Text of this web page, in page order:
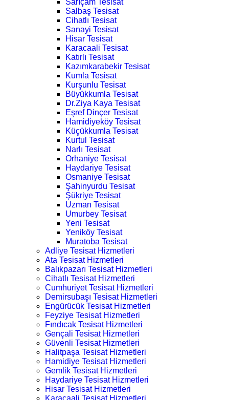
Sarıçam Tesisat
Salbaş Tesisat
Cihatlı Tesisat
Sanayi Tesisat
Hisar Tesisat
Karacaali Tesisat
Katırlı Tesisat
Kazımkarabekir Tesisat
Kumla Tesisat
Kurşunlu Tesisat
Büyükkumla Tesisat
Dr.Ziya Kaya Tesisat
Eşref Dinçer Tesisat
Hamidiyeköy Tesisat
Küçükkumla Tesisat
Kurtul Tesisat
Narlı Tesisat
Orhaniye Tesisat
Haydariye Tesisat
Osmaniye Tesisat
Şahinyurdu Tesisat
Şükriye Tesisat
Uzman Tesisat
Umurbey Tesisat
Yeni Tesisat
Yeniköy Tesisat
Muratoba Tesisat
Adliye Tesisat Hizmetleri
Ata Tesisat Hizmetleri
Balıkpazarı Tesisat Hizmetleri
Cihatlı Tesisat Hizmetleri
Cumhuriyet Tesisat Hizmetleri
Demirsubaşı Tesisat Hizmetleri
Engürücük Tesisat Hizmetleri
Feyziye Tesisat Hizmetleri
Fındıcak Tesisat Hizmetleri
Gençali Tesisat Hizmetleri
Güvenli Tesisat Hizmetleri
Halitpaşa Tesisat Hizmetleri
Hamidiye Tesisat Hizmetleri
Gemlik Tesisat Hizmetleri
Haydariye Tesisat Hizmetleri
Hisar Tesisat Hizmetleri
Karacaali Tesisat Hizmetleri